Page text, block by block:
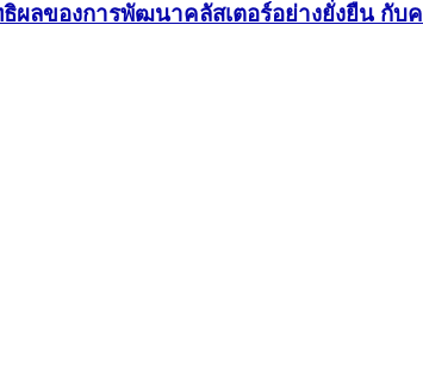
ผลของการพัฒนาคลัสเตอร์อย่างยั่งยืน